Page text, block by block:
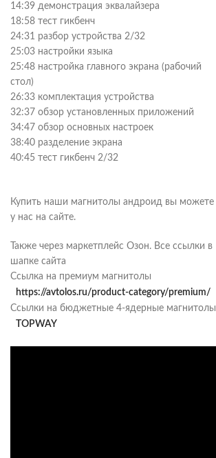
14:39 демонстрация эквалайзера
18:58 тест гикбенч
24:31 разбор устройства 2/32
25:03 настройки языка
25:48 настройка главного экрана (рабочий
стол)
26:33 комплектация устройства
32:37 обзор установленных приложений
34:47 обзор основных настроек
38:40 разделение экрана
40:45 тест гикбенч 2/32
Купить наши магнитолы андроид вы можете
у нас на сайте.
Также через маркетплейс Озон. Все ссылки в
шапке сайта
Ссылка на премиум магнитолы
https://avtolos.ru/product-category/premium/
Ссылки на бюджетные 4-ядерные магнитолы
TOPWAY